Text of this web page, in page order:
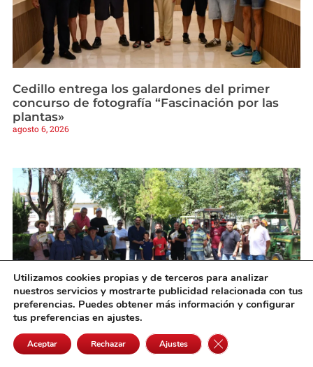
Cedillo entrega los galardones del primer
concurso de fotografía “Fascinación por las
plantas»
agosto 6, 2026
Pedro Muñoz rinde homenaje a sus
agricultores con el tradicional almuerzo y
Utilizamos cookies propias y de terceros para analizar
nuestros servicios y mostrarte publicidad relacionada con tus
preferencias. Puedes obtener más información y configurar
tus preferencias en ajustes.
Aceptar Rechazar Ajustes Cerrar el banner de